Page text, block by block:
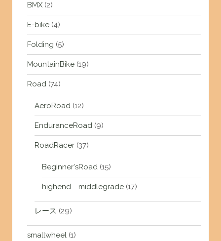
BMX(2)
E-bike(4)
Folding (5)
MountainBike(19)
Road(74)
AeroRoad(12)
EnduranceRoad(9)
RoadRacer(37)
Beginner'sRoad(15)
highend middlegrade(17)
レース (29)
smallwheel(1)